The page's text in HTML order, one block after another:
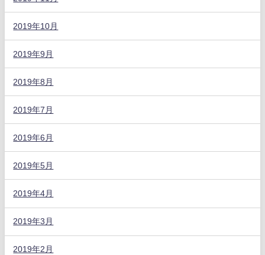
2019年10月
2019年9月
2019年8月
2019年7月
2019年6月
2019年5月
2019年4月
2019年3月
2019年2月